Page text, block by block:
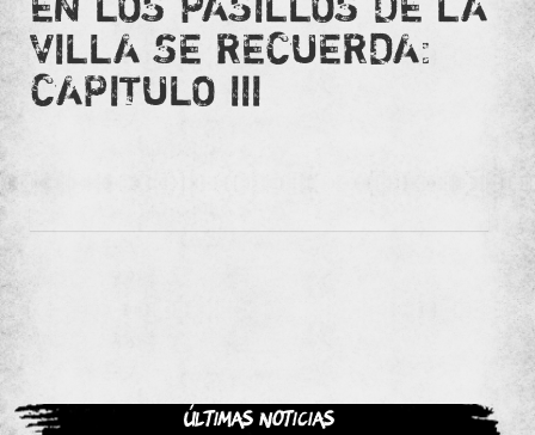
VILLA SE RECUERDA:
CAPITULO III
Últimas noticias